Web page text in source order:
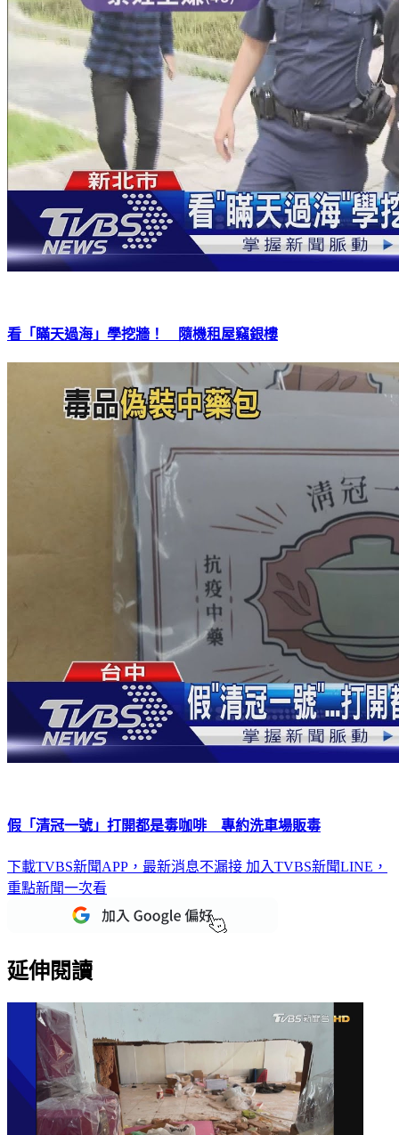
看「瞞天過海」學挖牆！ 隨機租屋竊銀樓
假「清冠一號」打開都是毒咖啡 專約洗車場販毒
下載TVBS新聞APP，最新消息不漏接 加入TVBS新聞LINE，
重點新聞一次看
延伸閱讀